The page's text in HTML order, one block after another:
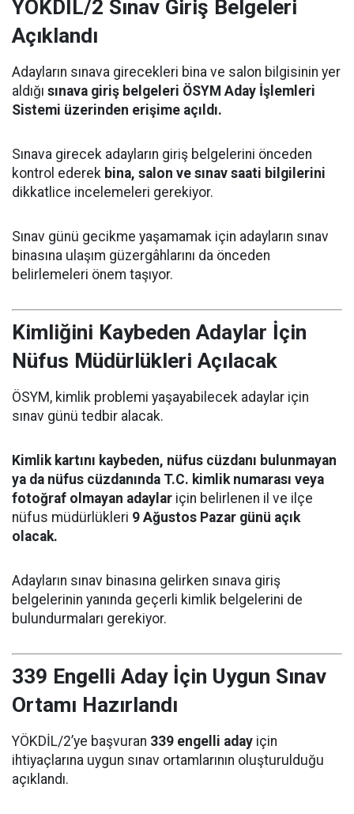
YÖKDİL/2 Sınav Giriş Belgeleri
Açıklandı
Adayların sınava girecekleri bina ve salon bilgisinin yer
aldığı sınava giriş belgeleri ÖSYM Aday İşlemleri
Sistemi üzerinden erişime açıldı.
Sınava girecek adayların giriş belgelerini önceden
kontrol ederek bina, salon ve sınav saati bilgilerini
dikkatlice incelemeleri gerekiyor.
Sınav günü gecikme yaşamamak için adayların sınav
binasına ulaşım güzergâhlarını da önceden
belirlemeleri önem taşıyor.
Kimliğini Kaybeden Adaylar İçin
Nüfus Müdürlükleri Açılacak
ÖSYM, kimlik problemi yaşayabilecek adaylar için
sınav günü tedbir alacak.
Kimlik kartını kaybeden, nüfus cüzdanı bulunmayan
ya da nüfus cüzdanında T.C. kimlik numarası veya
fotoğraf olmayan adaylar için belirlenen il ve ilçe
nüfus müdürlükleri 9 Ağustos Pazar günü açık
olacak.
Adayların sınav binasına gelirken sınava giriş
belgelerinin yanında geçerli kimlik belgelerini de
bulundurmaları gerekiyor.
339 Engelli Aday İçin Uygun Sınav
Ortamı Hazırlandı
YÖKDİL/2’ye başvuran 339 engelli aday için
ihtiyaçlarına uygun sınav ortamlarının oluşturulduğu
açıklandı.